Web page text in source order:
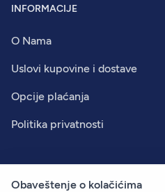
INFORMACIJE
O Nama
Uslovi kupovine i dostave
Opcije plaćanja
Politika privatnosti
Obaveštenje o kolačićima